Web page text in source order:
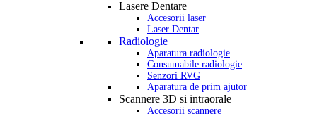
Lasere Dentare
Accesorii laser
Laser Dentar
Radiologie
Aparatura radiologie
Consumabile radiologie
Senzori RVG
Aparatura de prim ajutor
Scannere 3D si intraorale
Accesorii scannere